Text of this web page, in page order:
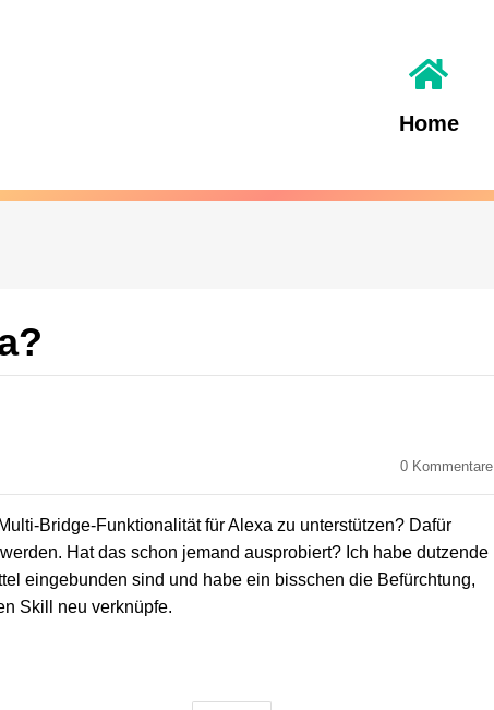
Home
0 Kommentare
Bridge-Funktionalität für Alexa zu unterstützen? Dafür
Hat das schon jemand ausprobiert? Ich habe dutzende
eingebunden sind und habe ein bisschen die Befürchtung,
Skill neu verknüpfe.